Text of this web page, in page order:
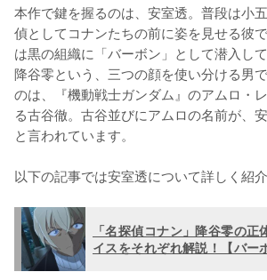
本作で鍵を握るのは、安室透。普段は小
偵としてコナンたちの前に姿を見せる彼
は黒の組織に「バーボン」として潜入し
降谷零という、三つの顔を使い分ける男
のは、『機動戦士ガンダム』のアムロ・
る古谷徹。古谷並びにアムロの名前が、
と言われています。
以下の記事では安室透について詳しく紹介
「名探偵コナン」降谷零の
イスをそれぞれ解説！【バー